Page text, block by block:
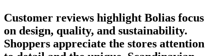
Customer reviews highlight Bolias focus
on design, quality, and sustainability.
Shoppers appreciate the stores attention